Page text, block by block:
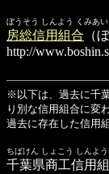
ぼうそう しんよう くみあい
房総信用組合 （
http://
※以下は、過去に千
り別な信用組合に変
過去に存在した信用
ちばけん しょこう しんよ
千葉県商工信用